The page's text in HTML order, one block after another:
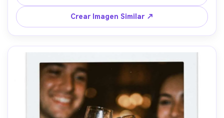
ar 4:5
Crear Imagen Similar ↗